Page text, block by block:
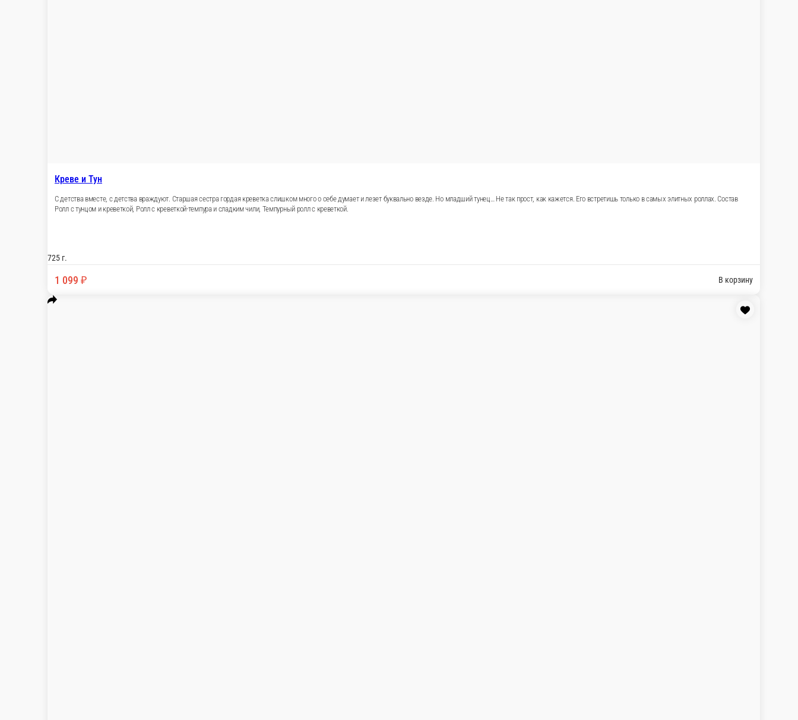
Креве и Тун
С детства вместе, с детства враждуют. Старшая сестра гордая креветка слишком много о себе думает и лезет буквально везде. Но младший тунец… Не так прост, как кажется. Его встретишь только в самых элитных роллах. Состав
Ролл с тунцом и креветкой, Ролл с креветкой-темпура и сладким чили, Темпурный ролл с креветкой.
725 г.
1 099 ₽ В корзину